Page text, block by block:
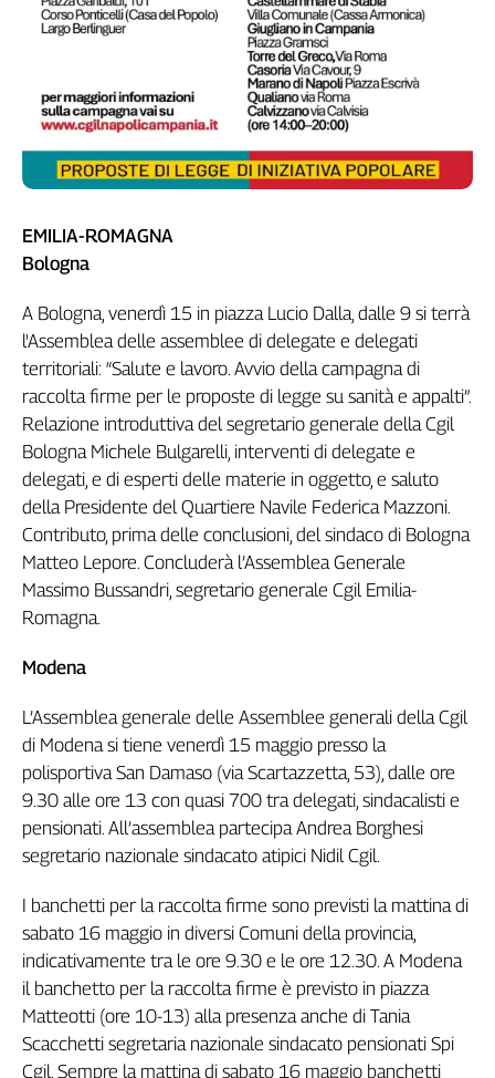
EMILIA-ROMAGNA
Bologna
A Bologna, venerdì 15 in piazza Lucio Dalla, dalle 9 si terrà
l'Assemblea delle assemblee di delegate e delegati
territoriali: “Salute e lavoro. Avvio della campagna di
raccolta firme per le proposte di legge su sanità e appalti”.
Relazione introduttiva del segretario generale della Cgil
Bologna Michele Bulgarelli, interventi di delegate e
delegati, e di esperti delle materie in oggetto, e saluto
della Presidente del Quartiere Navile Federica Mazzoni.
Contributo, prima delle conclusioni, del sindaco di Bologna
Matteo Lepore. Concluderà l’Assemblea Generale
Massimo Bussandri, segretario generale Cgil Emilia-
Romagna.
Modena
L’Assemblea generale delle Assemblee generali della Cgil
di Modena si tiene venerdì 15 maggio presso la
polisportiva San Damaso (via Scartazzetta, 53), dalle ore
9.30 alle ore 13 con quasi 700 tra delegati, sindacalisti e
pensionati. All’assemblea partecipa Andrea Borghesi
segretario nazionale sindacato atipici Nidil Cgil.
I banchetti per la raccolta firme sono previsti la mattina di
sabato 16 maggio in diversi Comuni della provincia,
indicativamente tra le ore 9.30 e le ore 12.30. A Modena
il banchetto per la raccolta firme è previsto in piazza
Matteotti (ore 10-13) alla presenza anche di Tania
Scacchetti segretaria nazionale sindacato pensionati Spi
Cgil. Sempre la mattina di sabato 16 maggio banchetti